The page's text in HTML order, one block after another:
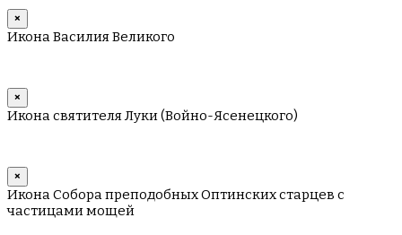
×
Икона Василия Великого
×
Икона святителя Луки (Войно-Ясенецкого)
×
Икона Собора преподобных Оптинских старцев с
частицами мощей